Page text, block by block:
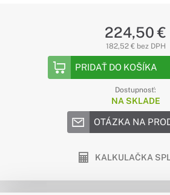
224,50 €
182,52 € bez DPH
PRIDAŤ DO KOŠÍKA
Dostupnosť:
NA SKLADE
OTÁZKA NA
KALKULAČKA